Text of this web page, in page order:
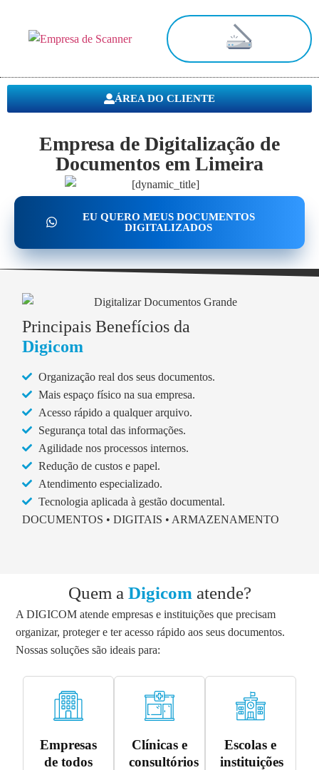
ÁREA DO CLIENTE
Empresa de Digitalização de
Documentos em Limeira
EU QUERO MEUS DOCUMENTOS
DIGITALIZADOS
Principais Benefícios da
Digicom
Organização real dos seus documentos.
Mais espaço físico na sua empresa.
Acesso rápido a qualquer arquivo.
Segurança total das informações.
Agilidade nos processos internos.
Redução de custos e papel.
Atendimento especializado.
Tecnologia aplicada à gestão documental.
DOCUMENTOS • DIGITAIS • ARMAZENAMENTO
Quem a Digicom atende?
A DIGICOM atende empresas e instituições que precisam
organizar, proteger e ter acesso rápido aos seus documentos.
Nossas soluções são ideais para:
Empresas
de todos
Clínicas e
consultórios
Escolas e
instituições